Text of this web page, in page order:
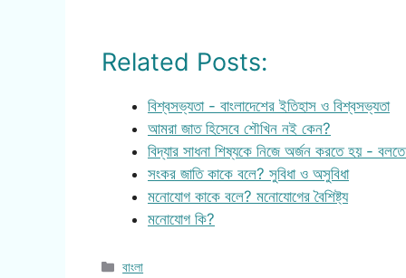
Related Posts:
বিশ্বসভ্যতা - বাংলাদেশের ইতিহাস ও বিশ্বসভ্যতা
আমরা জাত হিসেবে শৌখিন নই কেন?
বিদ্যার সাধনা শিষ্যকে নিজে অর্জন করতে হয় -
সংকর জাতি কাকে বলে? সুবিধা ও অসুবিধা
মনোযোগ কাকে বলে? মনোযোগের বৈশিষ্ট্য
মনোযোগ কি?
Categories
বাংলা